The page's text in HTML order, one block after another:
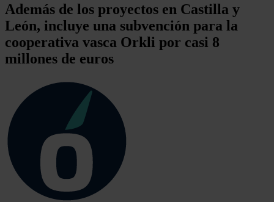
Además de los proyectos en Castilla y
León, incluye una subvención para la
cooperativa vasca Orkli por casi 8
millones de euros